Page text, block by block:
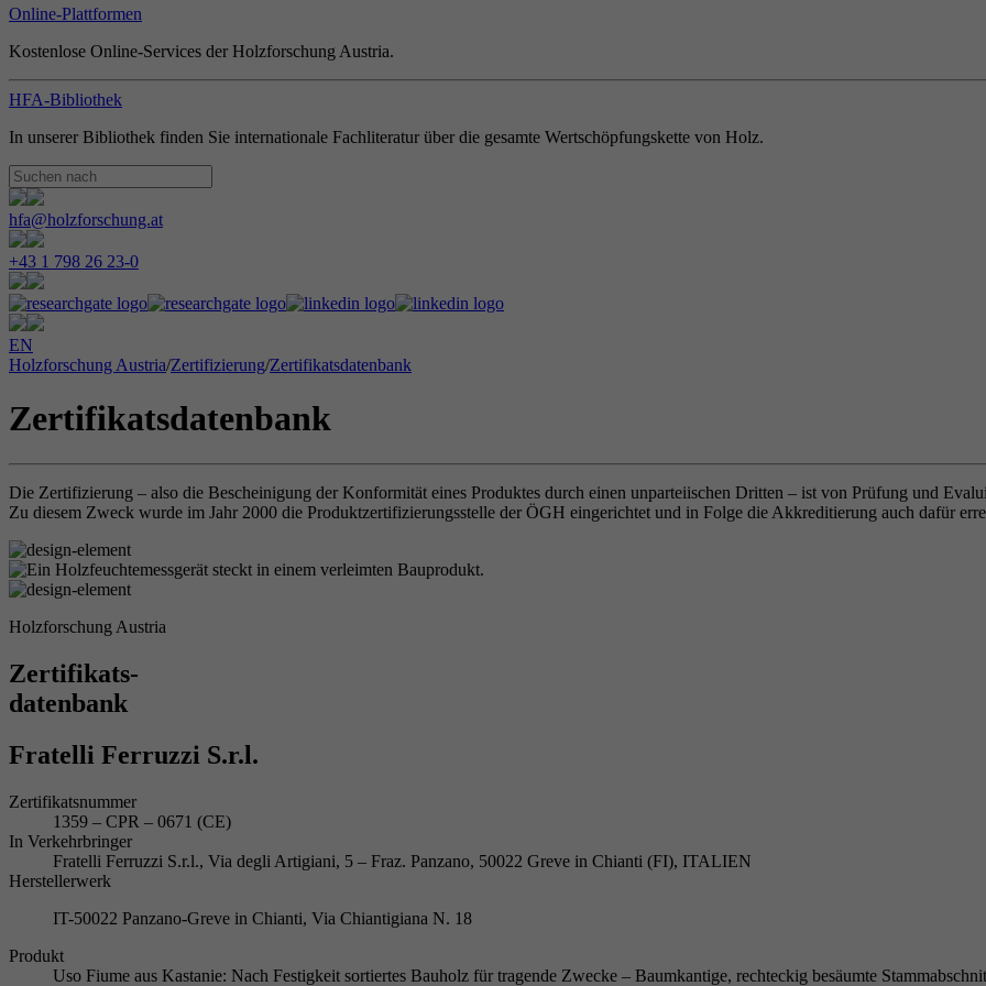
Online-Plattformen
Kostenlose Online-Services der Holzforschung Austria.
HFA-Bibliothek
In unserer Bibliothek finden Sie internationale Fachliteratur über die gesamte Wertschöpfungskette von Holz.
hfa@holzforschung.at
+43 1 798 26 23-0
EN
Holzforschung Austria/Zertifizierung/Zertifikatsdatenbank
Zertifikatsdatenbank
Die Zertifizierung – also die Bescheinigung der Konformität eines Produktes durch einen unparteiischen Dritten – ist von Prüfung und
Zu diesem Zweck wurde im Jahr 2000 die Produktzertifizierungsstelle der ÖGH eingerichtet und in Folge die Akkreditierung auch dafür
Holzforschung Austria
Zertifikats-
datenbank
Fratelli Ferruzzi S.r.l.
Zertifikatsnummer
1359 – CPR – 0671 (CE)
In Verkehrbringer
Fratelli Ferruzzi S.r.l., Via degli Artigiani, 5 – Fraz. Panzano, 50022 Greve in Chianti (FI), ITALIEN
Herstellerwerk
IT-50022 Panzano-Greve in Chianti, Via Chiantigiana N. 18
Produkt
Uso Fiume aus Kastanie: Nach Festigkeit sortiertes Bauholz für tragende Zwecke – Baumkantige, rechteckig besäumte